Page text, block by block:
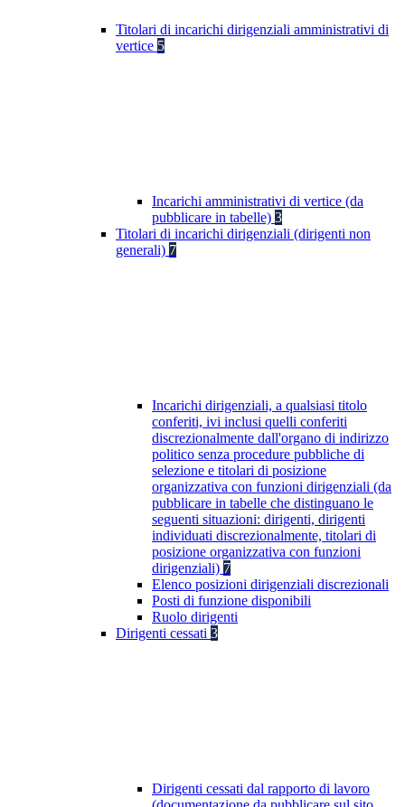
Titolari di incarichi dirigenziali amministrativi di
vertice 5
Incarichi amministrativi di vertice (da
pubblicare in tabelle) 3
Titolari di incarichi dirigenziali (dirigenti non
generali) 7
Incarichi dirigenziali, a qualsiasi titolo
conferiti, ivi inclusi quelli conferiti
discrezionalmente dall'organo di indirizzo
politico senza procedure pubbliche di
selezione e titolari di posizione
organizzativa con funzioni dirigenziali (da
pubblicare in tabelle che distinguano le
seguenti situazioni: dirigenti, dirigenti
individuati discrezionalmente, titolari di
posizione organizzativa con funzioni
dirigenziali) 7
Elenco posizioni dirigenziali discrezionali
Posti di funzione disponibili
Ruolo dirigenti
Dirigenti cessati 3
Dirigenti cessati dal rapporto di lavoro